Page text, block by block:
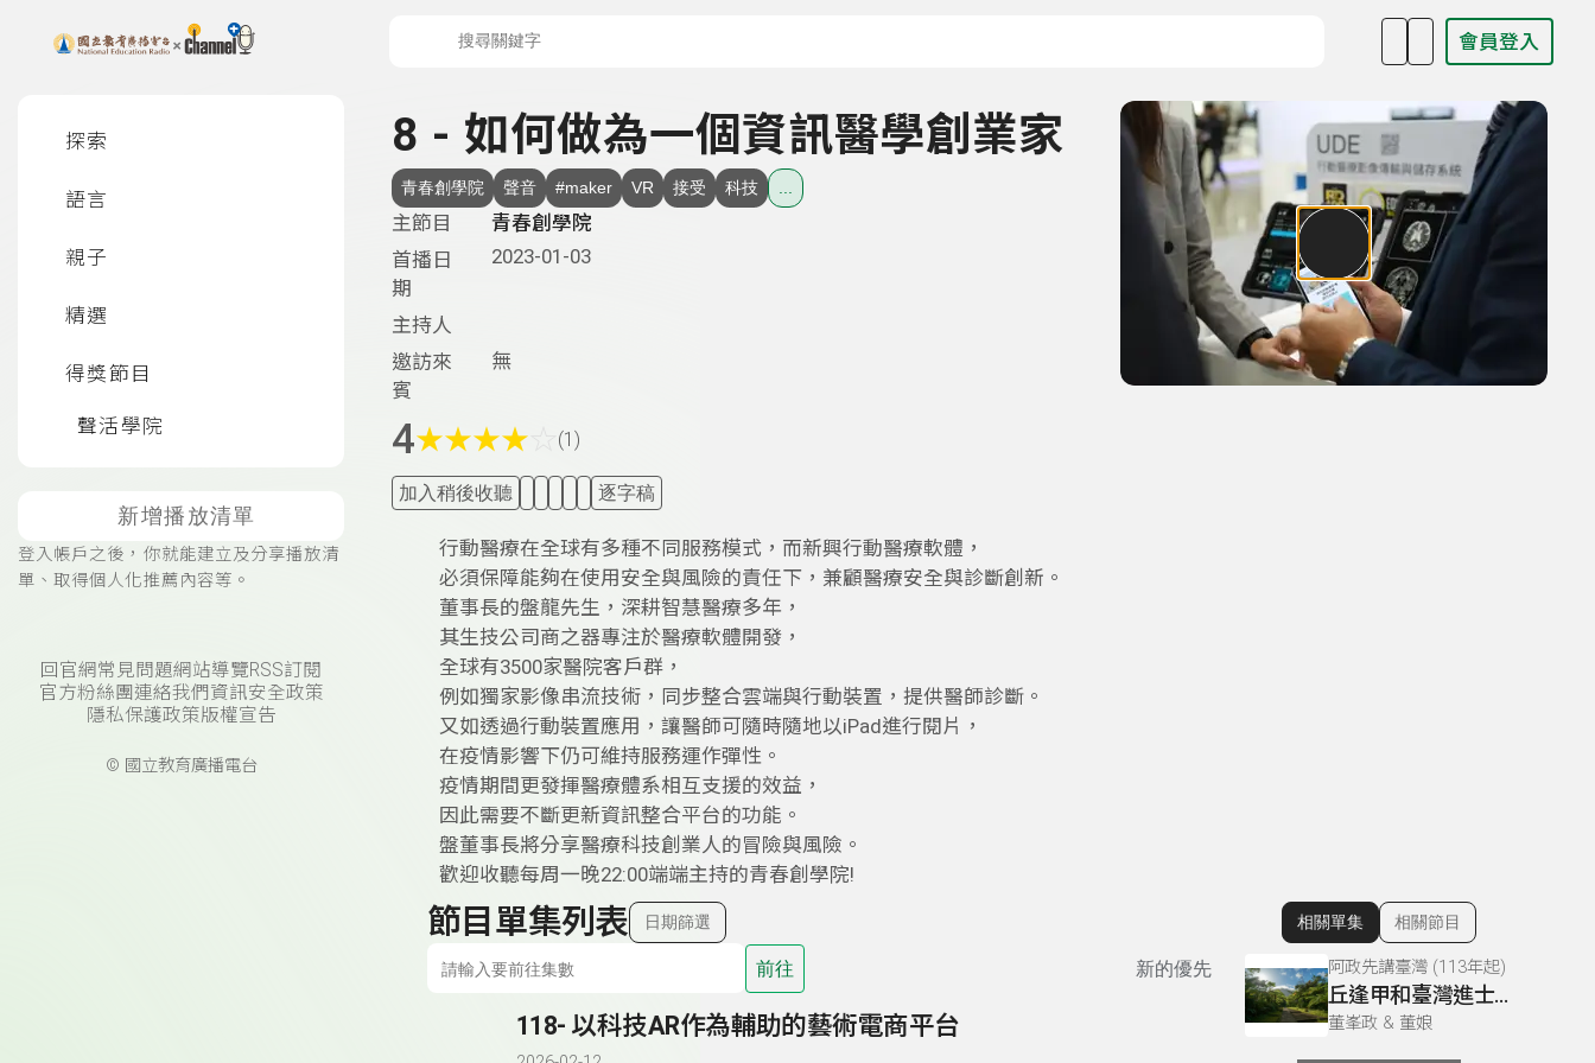
上方功能區塊 會員登入
探索
語言
親子
精選
得獎節目
聲活學院
新增播放清單
登入帳戶之後，你就能建立及分享播放清
單、取得個人化推薦內容等。
回官網常見問題網站導覽RSS訂閱
官方粉絲團連絡我們 資訊安全政策
隱私保護政策版權宣告
© 國立教育廣播電台
8 - 如何做為一個資訊醫學創業家
青春創學院 聲音 #maker VR 接受 科技
主節目
青春創學院
首播日
期
2023-01-03
主持人
邀訪來
賓
無
4★★★★ (1)
加入稍後收聽 逐字稿
行動醫療在全球有多種不同服務模式，而新興行動醫療軟體，
必須保障能夠在使用安全與風險的責任下，兼顧醫療安全與診斷創新。
董事長的盤龍先生，深耕智慧醫療多年，
其生技公司商之器專注於醫療軟體開發，
全球有3500家醫院客戶群，
例如獨家影像串流技術，同步整合雲端與行動裝置，提供醫師診斷。
又如透過行動裝置應用，讓醫師可隨時隨地以iPad進行閱片，
在疫情影響下仍可維持服務運作彈性。
疫情期間更發揮醫療體系相互支援的效益，
因此需要不斷更新資訊整合平台的功能。
盤董事長將分享醫療科技創業人的冒險與風險。
歡迎收聽每周一晚22:00端端主持的青春創學院!
節目單集列表 日期篩選
前往 新的優先
118- 以科技AR作為輔助的藝術電商平台
顯示相關單集
相關單集 相關節目
阿政先講臺灣 (113年起)
丘逢甲和臺灣進士03
董峯政 & 董娘